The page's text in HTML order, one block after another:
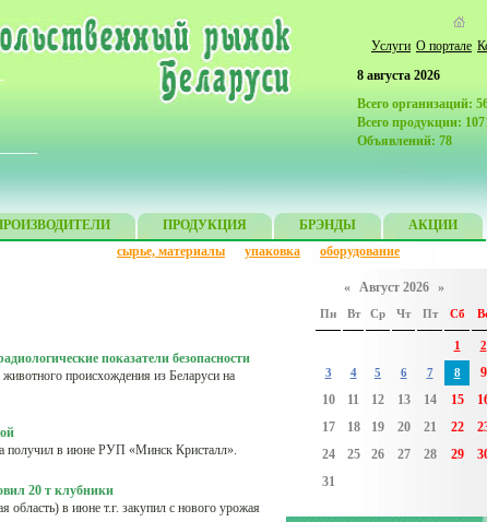
8 августа 2026
Всего организаций:
Всего продукции:
Объявлений: 78
ПРОДУКЦИЯ БРЭНДЫ
АКЦИИ
сырье, материалы
упаковка оборудование
Услуги О портале
показатели безопасности
происхождения из Беларуси на
получил в июне РУП «Минск Кристалл».
20 т клубники
в июне т.г. закупил с нового урожая
« Август 2026 »
Пн Вт Ср Чт Пт Сб
1 2
3 4 5 6 7 8
9
10
11 12 13 14 15
17
18 19 20 21 22
24
25 26 27 28 29
31